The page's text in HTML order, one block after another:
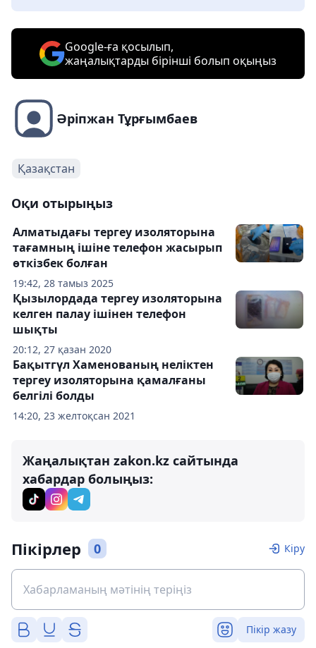
Google-ға қосылып,
жаңалықтарды бірінші болып оқыңыз
Әріпжан Тұрғымбаев
Қазақстан
Оқи отырыңыз
19:42, 28 тамыз 2025
Алматыдағы тергеу изоляторына
тағамның ішіне телефон жасырып
өткізбек болған
20:12, 27 қазан 2020
Қызылордада тергеу изоляторына
келген палау ішінен телефон
шықты
14:20, 23 желтоқсан 2021
Бақытгүл Хаменованың неліктен
тергеу изоляторына қамалғаны
белгілі болды
Жаңалықтан zakon.kz сайтында
хабардар болыңыз:
Пікірлер 0 Кіру
Пікір жазу